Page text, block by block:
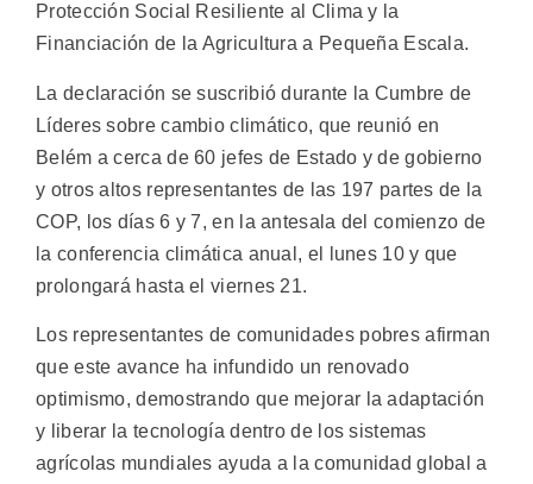
Protección Social Resiliente al Clima y la
Financiación de la Agricultura a Pequeña Escala.
La declaración se suscribió durante la Cumbre de
Líderes sobre cambio climático, que reunió en
Belém a cerca de 60 jefes de Estado y de gobierno
y otros altos representantes de las 197 partes de la
COP, los días 6 y 7, en la antesala del comienzo de
la conferencia climática anual, el lunes 10 y que
prolongará hasta el viernes 21.
Los representantes de comunidades pobres afirman
que este avance ha infundido un renovado
optimismo, demostrando que mejorar la adaptación
y liberar la tecnología dentro de los sistemas
agrícolas mundiales ayuda a la comunidad global a